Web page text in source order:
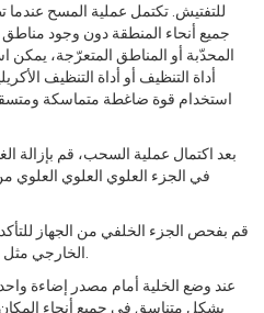
للتفتيش. تكتمل عملية المسح عندما
جميع أنحاء المنطقة دون وجود
المحدّبة أو المناطق المتعرّجة، يمكن
أداة التنظيف أو أداة التنظيف
استخدام قوة ضاغطة متماسكة
بعد اكتمال عملية السحب، قم بإزالة
في الجزء العلوي العلوي
قم بفحص الجزء الخلفي من الجهاز
عند وضع الخلية أمام مصدر إضاءة
بشكل متناسق في جميع أنحاء